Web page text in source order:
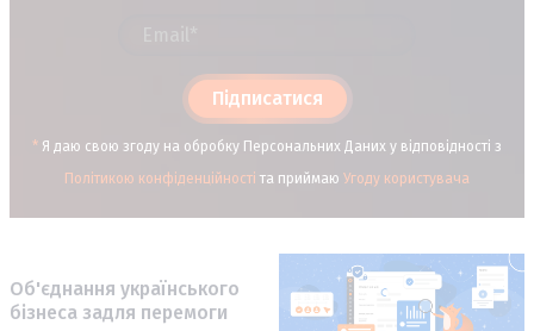
Підписатися
* Я даю свою згоду на обробку Персональних Даних у відповідності з
Політикою конфіденційності та приймаю Угоду користувача
Об'єднання українського
бізнеса задля перемоги